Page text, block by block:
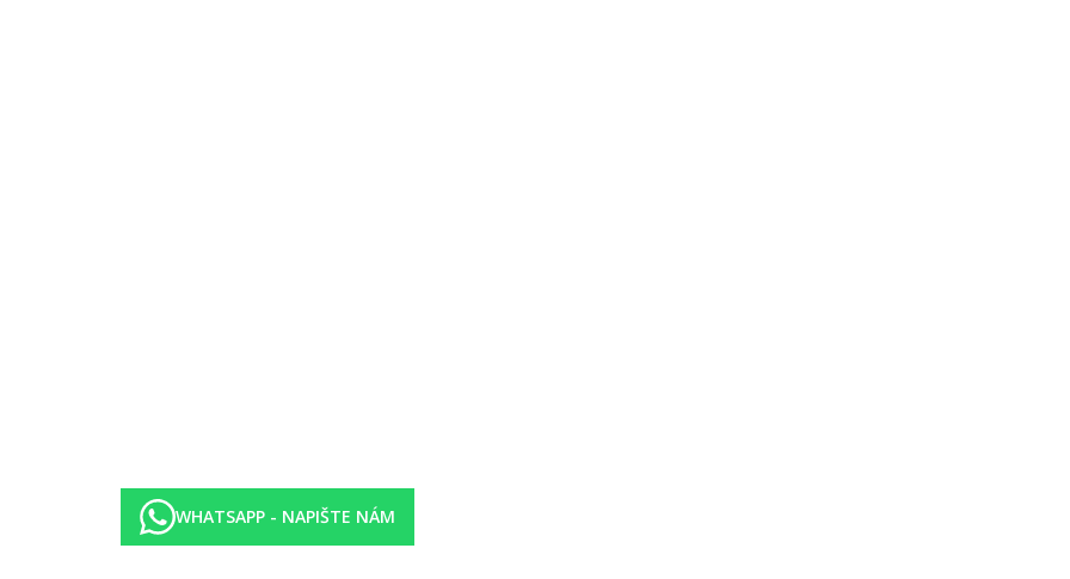
dne
lehký snack a káva (10.30-18.30)
místní výroby a vybrané mezinárodní alkoholické nápoje (10.00–23.00 hod.)
lehátka a slunečníky zdarma, osušky za depozit, bar na pláži.
(na vyžádání).
WHATSAPP - NAPIŠTE NÁM